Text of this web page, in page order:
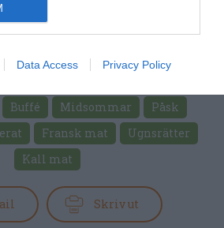
Data Access Privacy Policy
Buffé Midsommar
Påsk
Fransk mat
Ugnsrätter
Kall mat
Skriv ut